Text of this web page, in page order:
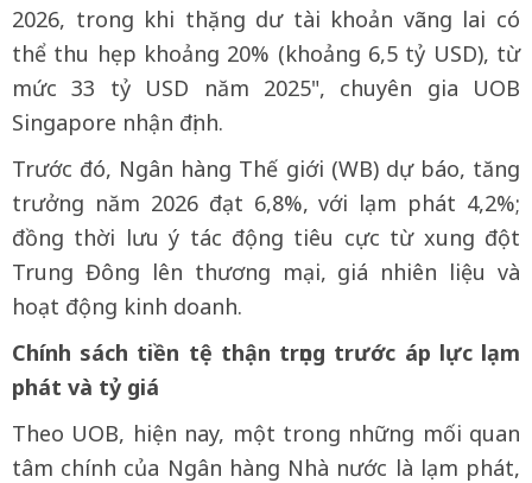
2026, trong khi thặng dư tài khoản vãng lai có
thể thu hẹp khoảng 20% (khoảng 6,5 tỷ USD), từ
mức 33 tỷ USD năm 2025", chuyên gia UOB
Singapore nhận định.
Trước đó, Ngân hàng Thế giới (WB) dự báo, tăng
trưởng năm 2026 đạt 6,8%, với lạm phát 4,2%;
đồng thời lưu ý tác động tiêu cực từ xung đột
Trung Đông lên thương mại, giá nhiên liệu và
hoạt động kinh doanh.
Chính sách tiền tệ thận trọng trước áp lực lạm
phát và tỷ giá
Theo UOB, hiện nay, một trong những mối quan
tâm chính của Ngân hàng Nhà nước là lạm phát,